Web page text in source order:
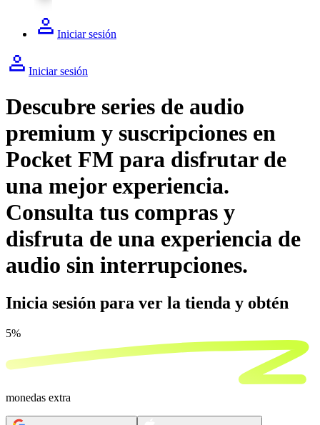
Iniciar sesión
Iniciar sesión
Descubre series de audio
premium y suscripciones en
Pocket FM para disfrutar de
una mejor experiencia.
Consulta tus compras y
disfruta de una experiencia de
audio sin interrupciones.
Inicia sesión para ver la tienda y obtén
5%
monedas extra